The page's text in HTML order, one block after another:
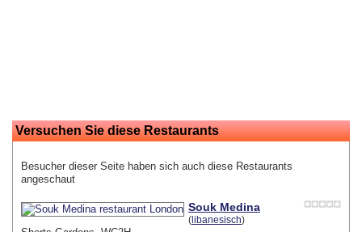
Versuchen Sie diese Restaurants
Besucher dieser Seite haben sich auch diese Restaurants
angeschaut
Souk Medina
( libanesisch)